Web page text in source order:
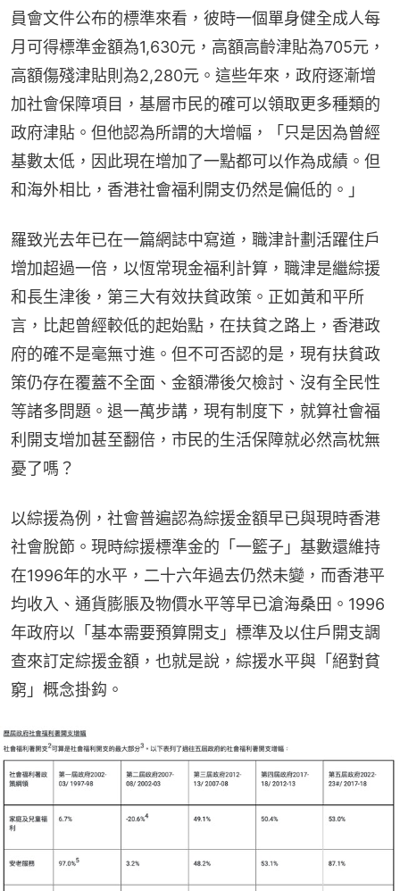
員會文件公布的標準來看，彼時一個單身健全成人每
月可得標準金額為1,630元，高額高齡津貼為705元，
高額傷殘津貼則為2,280元。這些年來，政府逐漸增
加社會保障項目，基層市民的確可以領取更多種類的
政府津貼。但他認為所謂的大增幅，「只是因為曾經
基數太低，因此現在增加了一點都可以作為成績。但
和海外相比，香港社會福利開支仍然是偏低的。」
羅致光去年已在一篇網誌中寫道，職津計劃活躍住戶
增加超過一倍，以恆常現金福利計算，職津是繼綜援
和長生津後，第三大有效扶貧政策。正如黃和平所
言，比起曾經較低的起始點，在扶貧之路上，香港政
府的確不是毫無寸進。但不可否認的是，現有扶貧政
策仍存在覆蓋不全面、金額滯後欠檢討、沒有全民性
等諸多問題。退一萬步講，現有制度下，就算社會福
利開支增加甚至翻倍，市民的生活保障就必然高枕無
憂了嗎？
以綜援為例，社會普遍認為綜援金額早已與現時香港
社會脫節。現時綜援標準金的「一籃子」基數還維持
在1996年的水平，二十六年過去仍然未變，而香港平
均收入、通貨膨脹及物價水平等早已滄海桑田。1996
年政府以「基本需要預算開支」標準及以住戶開支調
查來訂定綜援金額，也就是說，綜援水平與「絕對貧
窮」概念掛鈎。